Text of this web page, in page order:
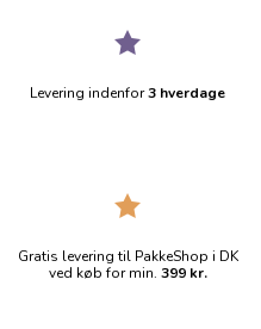
Levering indenfor3 hverdage
Gratis levering til PakkeShop i DK
ved køb for min. 399 kr.